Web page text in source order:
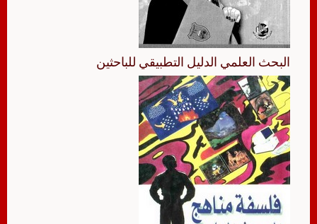
البحث العلمي الدليل التطبيقي للباحثين